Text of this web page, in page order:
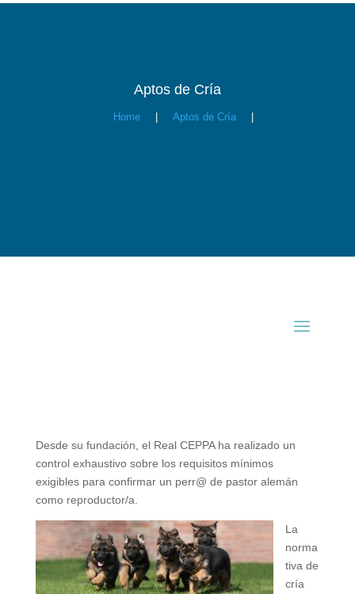
Aptos de Cría
Home Aptos de Cría
Desde su fundación, el Real CEPPA ha realizado un
control exhaustivo sobre los requisitos mínimos
exigibles para confirmar un perr@ de pastor alemán
como reproductor/a.
La
norma
tiva de
cría